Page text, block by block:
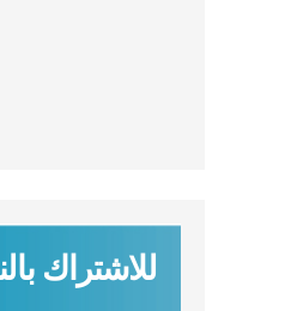
للاشتراك